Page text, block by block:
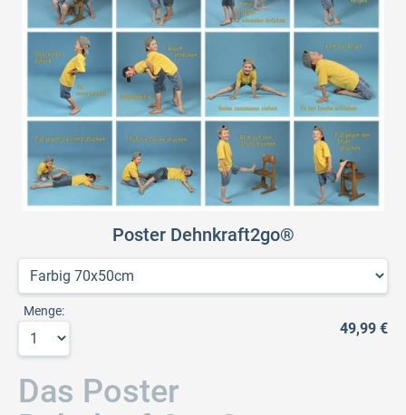
Poster Dehnkraft2go®
Menge:
49,99 €
Das Poster